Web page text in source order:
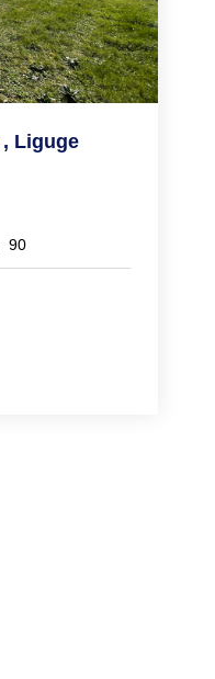
, Liguge
90